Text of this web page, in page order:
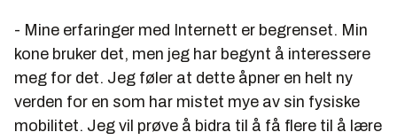
- Mine erfaringer med Internett er begrenset. Min
kone bruker det, men jeg har begynt å interessere
meg for det. Jeg føler at dette åpner en helt ny
verden for en som har mistet mye av sin fysiske
mobilitet. Jeg vil prøve å bidra til å få flere til å lære